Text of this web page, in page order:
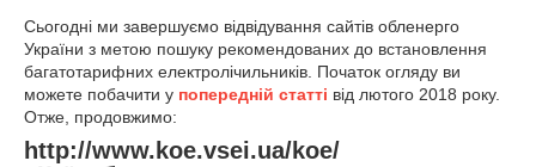
Сьогодні ми завершуємо відвідування сайтів обленерго
України з метою пошуку рекомендованих до встановлення
багатотарифних електролічильників. Початок огляду ви
можете побачити у попередній статті від лютого 2018 року.
Отже, продовжимо:
http://www.koe.vsei.ua/koe/